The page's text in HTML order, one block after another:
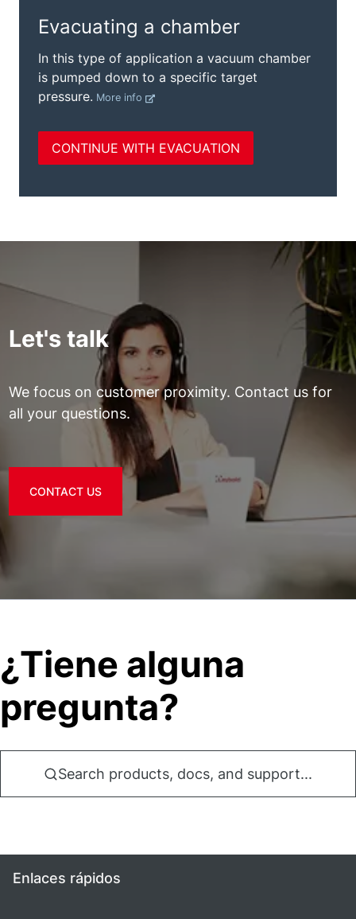
Let's talk
We focus on customer proximity. Contact us for
all your questions.
CONTACT US
¿Tiene alguna
pregunta?
Search products, docs, and support...
Enlaces rápidos